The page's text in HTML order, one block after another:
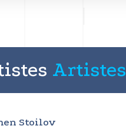
Artistes
Stoilov